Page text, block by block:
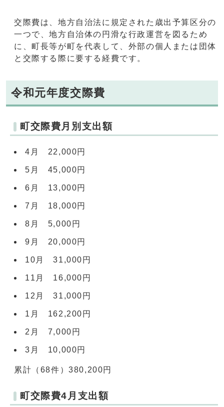
交際費は、地方自治法に規定された歳出予算区分の
一つで、地方自治体の円滑な行政運営を図るため
に、町長等が町を代表して、外部の個人または団体
と交際する際に要する経費です。
令和元年度交際費
町交際費月別支出額
4月 22,000円
5月 45,000円
6月 13,000円
7月 18,000円
8月 5,000円
9月 20,000円
10月 31,000円
11月 16,000円
12月 31,000円
1月 162,200円
2月 7,000円
3月 10,000円
累計（68件）380,200円
町交際費4月支出額